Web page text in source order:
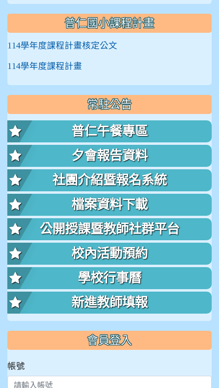
普仁國小課程計畫
114學年度課程計畫核定公文
114學年度課程計畫
常駐公告
普仁午餐專區
夕會報告資料
社團介紹暨報名系統
檔案資料下載
公開授課暨教師社群平台
校內活動預約
學校行事曆
新進教師填報
會員登入
帳號